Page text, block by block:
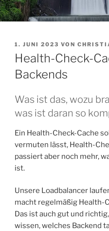
VERÖFFENTLICHT
AM
1. JUNI 2023 VON
Health-Check-
Backends
Was ist das, wozu
was ist daran so
Ein Health-Check-Cache
vermuten lässt, Health-
passiert aber noch mehr,
ist.
Unsere Loadbalancer
macht regelmäßig Health-
Das ist auch gut und
wissen, welches Backend